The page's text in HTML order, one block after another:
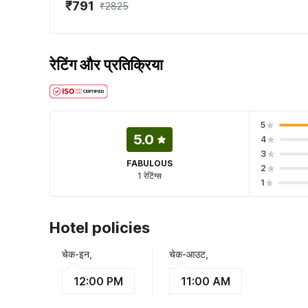
₹791 ₹2825
रेटिंग और प्रतिक्रिया
5.0
FABULOUS
1 रेटिंग्स
5
4
3
2
1
Hotel policies
चेक-इन,
12:00 PM
चेक-आउट,
11:00 AM